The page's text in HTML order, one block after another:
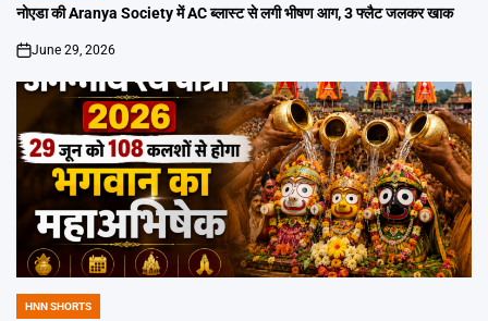
IN
नोएडा की Aranya Society में AC ब्लास्ट से लगी भीषण आग, 3 फ्लैट जलकर खाक
on
June 29, 2026
POSTED
HNN SHORTS